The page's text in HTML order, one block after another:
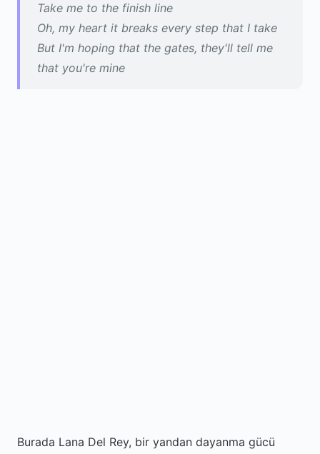
Take me to the finish line
Oh, my heart it breaks every step that I take
But I'm hoping that the gates, they'll tell me
that you're mine
Burada Lana Del Rey, bir yandan dayanma gücü